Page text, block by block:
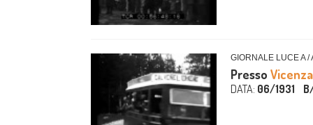
GIORNALE LUCE A /
Presso Vicenza
DATA: 06/1931